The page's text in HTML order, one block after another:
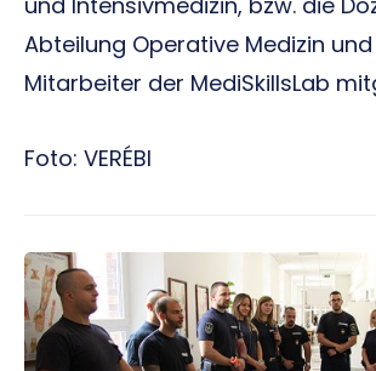
Abteilung Operative Medizin
Mitarbeiter der MediSkillsLab
Foto: VERÉBI